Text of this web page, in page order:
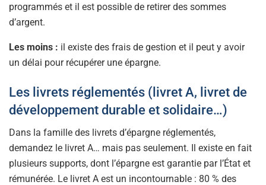
programmés et il est possible de retirer des sommes
d’argent.
Les moins : il existe des frais de gestion et il peut y avoir
un délai pour récupérer une épargne.
Les livrets réglementés (livret A, livret de
développement durable et solidaire…)
Dans la famille des livrets d’épargne réglementés,
demandez le livret A… mais pas seulement. Il existe en fait
plusieurs supports, dont l’épargne est garantie par l’État et
rémunérée. Le livret A est un incontournable : 80 % des